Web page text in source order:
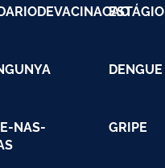
ESTÁGIO
DENGUE
NAS-
GRIPE